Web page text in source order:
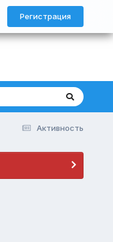
Регистрация
Активность